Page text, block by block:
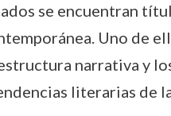
se encuentran
Uno de
narrativa y
literarias de